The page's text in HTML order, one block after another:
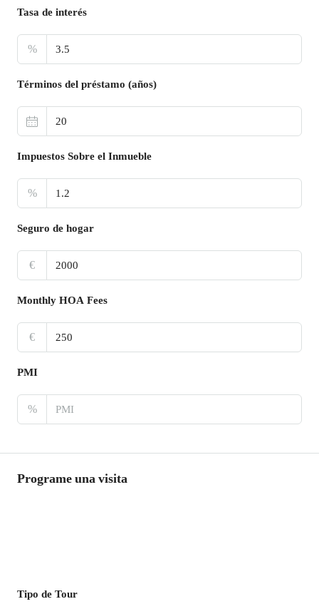
Tasa de interés
%
Términos del préstamo (años)
Impuestos Sobre el Inmueble
%
Seguro de hogar
€
Monthly HOA Fees
€
PMI
%
Programe una visita
Tipo de Tour